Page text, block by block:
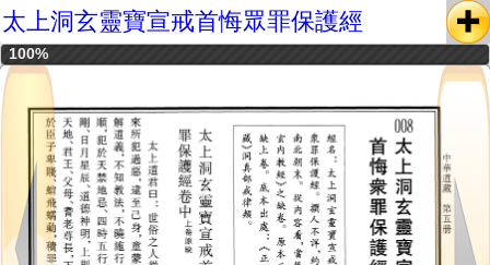
太上洞玄靈寶宣戒首悔眾罪保護經
100%